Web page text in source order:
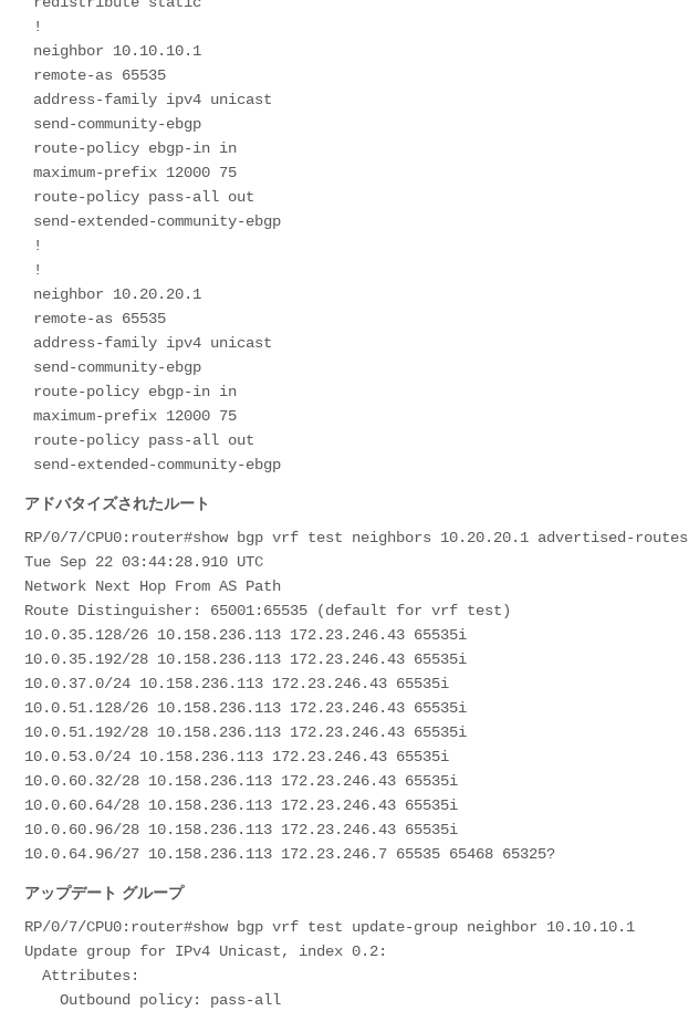
!
neighbor 10.10.10.1
remote-as 65535
address-family ipv4 unicast
send-community-ebgp
route-policy ebgp-in in
maximum-prefix 12000 75
route-policy pass-all out
send-extended-community-ebgp
!
!
neighbor 10.20.20.1
remote-as 65535
address-family ipv4 unicast
send-community-ebgp
route-policy ebgp-in in
maximum-prefix 12000 75
route-policy pass-all out
send-extended-community-ebgp
アドバタイズされたルート
RP/0/7/CPU0:router#show bgp vrf test neighbors 10.20.20.1 advertised-routes
Tue Sep 22 03:44:28.910 UTC
Network Next Hop From AS Path
Route Distinguisher: 65001:65535 (default for vrf test)
10.0.35.128/26 10.158.236.113 172.23.246.43 65535i
10.0.35.192/28 10.158.236.113 172.23.246.43 65535i
10.0.37.0/24 10.158.236.113 172.23.246.43 65535i
10.0.51.128/26 10.158.236.113 172.23.246.43 65535i
10.0.51.192/28 10.158.236.113 172.23.246.43 65535i
10.0.53.0/24 10.158.236.113 172.23.246.43 65535i
10.0.60.32/28 10.158.236.113 172.23.246.43 65535i
10.0.60.64/28 10.158.236.113 172.23.246.43 65535i
10.0.60.96/28 10.158.236.113 172.23.246.43 65535i
10.0.64.96/27 10.158.236.113 172.23.246.7 65535 65468 65325?
アップデート グループ
RP/0/7/CPU0:router#show bgp vrf test update-group neighbor 10.10.10.1
Update group for IPv4 Unicast, index 0.2: